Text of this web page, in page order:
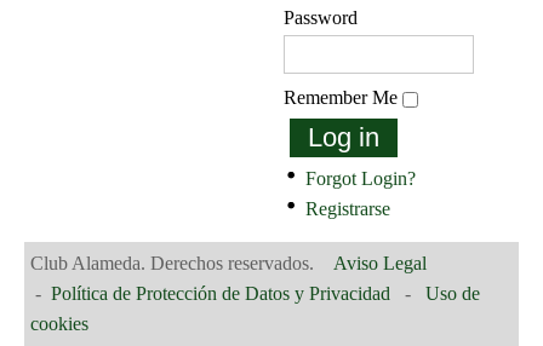
Password
Remember Me
Log in
Forgot Login?
Registrarse
Club Alameda. Derechos reservados. Aviso Legal
- Política de Protección de Datos y Privacidad - Uso de
cookies